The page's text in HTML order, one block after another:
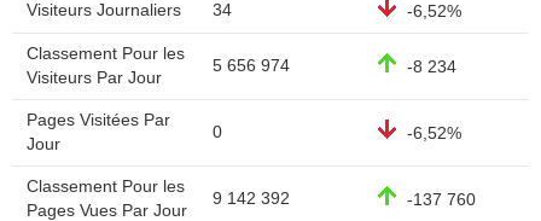
Visiteurs Journaliers 34 -6,52%
Classement Pour les
Visiteurs Par Jour
5 656 974 -8 234
Pages Visitées Par
Jour
0 -6,52%
Classement Pour les
Pages Vues Par Jour
9 142 392 -137 760